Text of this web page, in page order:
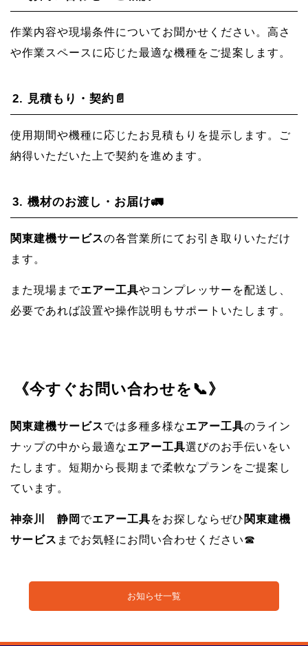
作業内容や現場条件についてお聞かせください。高さ
や作業スペースに応じた最適な機種をご提案します。
2. 見積もり・契約📄
使用期間や機種に応じたお見積もりを提示します。ご
納得いただいた上で契約を進めます。
3. 機材のお渡し・お届け🚛
関東建機サービスの各営業所にてお引き取りいただけ
ます。
また現場までエアー工具やコンプレッサーを配送し、
必要であれば設置や操作説明もサポートいたします。
《今すぐお問い合わせを📞》
関東建機サービスでは多種多様なエアー工具のライン
ナップの中から最適なエアー工具選びのお手伝いをい
たします。短期から長期まで柔軟なプランをご提案し
ています。
神奈川 静岡 でエアー工具をお探しならぜひ 関東建機
サービス までお気軽にお問い合わせください☎
お知らせ一覧